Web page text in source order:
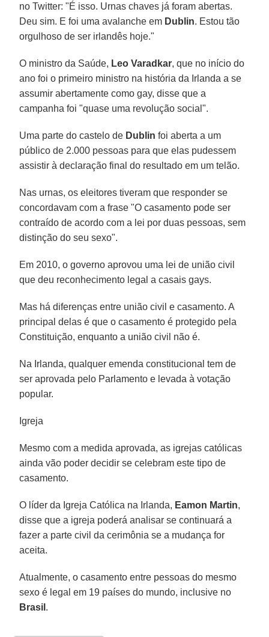
no Twitter: "É isso. Urnas chaves já foram abertas.
Deu sim. E foi uma avalanche em Dublin. Estou tão
orgulhoso de ser irlandês hoje."
O ministro da Saúde, Leo Varadkar, que no início do
ano foi o primeiro ministro na história da Irlanda a se
assumir abertamente como gay, disse que a
campanha foi "quase uma revolução social".
Uma parte do castelo de Dublin foi aberta a um
público de 2.000 pessoas para que elas pudessem
assistir à declaração final do resultado em um telão.
Nas urnas, os eleitores tiveram que responder se
concordavam com a frase "O casamento pode ser
contraído de acordo com a lei por duas pessoas, sem
distinção do seu sexo".
Em 2010, o governo aprovou uma lei de união civil
que deu reconhecimento legal a casais gays.
Mas há diferenças entre união civil e casamento. A
principal delas é que o casamento é protegido pela
Constituição, enquanto a união civil não é.
Na Irlanda, qualquer emenda constitucional tem de
ser aprovada pelo Parlamento e levada à votação
popular.
Igreja
Mesmo com a medida aprovada, as igrejas católicas
ainda vão poder decidir se celebram este tipo de
casamento.
O líder da Igreja Católica na Irlanda, Eamon Martin,
disse que a igreja poderá analisar se continuará a
fazer a parte civil da cerimônia se a mudança for
aceita.
Atualmente, o casamento entre pessoas do mesmo
sexo é legal em 19 países do mundo, inclusive no
Brasil .